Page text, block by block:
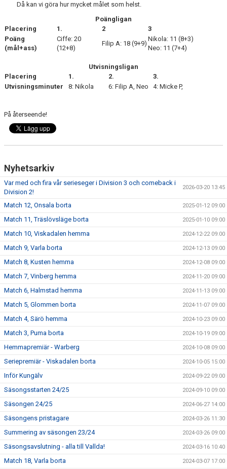
Då kan vi göra hur mycket målet som helst.
Poängligan
Placering
1. 2
3
Poäng
(mål+ass)
Ciffe: 20
(12+8)
Filip A: 18 (9+9)
Nikola: 11 (8+3)
Neo: 11 (7+4)
Utvisningsligan
Placering
1. 2.
3.
Utvisningsminuter
8: Nikola 6: Filip A, Neo 4: Micke P,
På återseende!
Nyhetsarkiv
Var med och fira vår serieseger i Division 3 och comeback i
Division 2!
2026-03-20 13:45
Match 12, Onsala borta 2025-01-12 09:00
Match 11, Träslövsläge borta 2025-01-10 09:00
Match 10, Viskadalen hemma 2024-12-22 09:00
Match 9, Varla borta 2024-12-13 09:00
Match 8, Kusten hemma 2024-12-08 09:00
Match 7, Vinberg hemma 2024-11-20 09:00
Match 6, Halmstad hemma 2024-11-13 09:00
Match 5, Glommen borta 2024-11-07 09:00
Match 4, Särö hemma 2024-10-23 09:00
Match 3, Puma borta 2024-10-19 09:00
Hemmapremiär - Warberg 2024-10-08 09:00
Seriepremiär - Viskadalen borta 2024-10-05 15:00
Inför Kungälv 2024-09-22 09:00
Säsongsstarten 24/25 2024-09-10 09:00
Säsongen 24/25 2024-06-27 14:00
Säsongens pristagare 2024-03-26 11:30
Summering av säsongen 23/24 2024-03-26 09:00
Säsongsavslutning - alla till Vallda! 2024-03-16 10:40
Match 18, Varla borta 2024-03-07 17:00